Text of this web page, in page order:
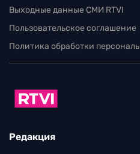
Выходные данные СМИ RTVI
Пользовательское соглашение
Политика обработки
Редакция